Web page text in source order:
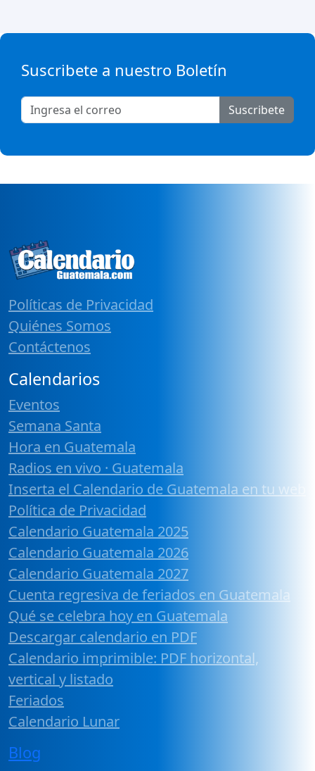
Suscribete a nuestro Boletín
Suscribete
Políticas de Privacidad
Quiénes Somos
Contáctenos
Calendarios
Eventos
Semana Santa
Hora en Guatemala
Radios en vivo · Guatemala
Inserta el Calendario de Guatemala en tu web
Política de Privacidad
Calendario Guatemala 2025
Calendario Guatemala 2026
Calendario Guatemala 2027
Cuenta regresiva de feriados en Guatemala
Qué se celebra hoy en Guatemala
Descargar calendario en PDF
Calendario imprimible: PDF horizontal,
vertical y listado
Feriados
Calendario Lunar
Blog